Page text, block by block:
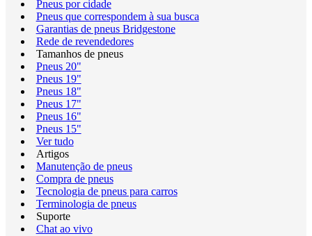
Pneus por cidade
Pneus que correspondem à sua busca
Garantias de pneus Bridgestone
Rede de revendedores
Tamanhos de pneus
Pneus 20"
Pneus 19"
Pneus 18"
Pneus 17"
Pneus 16"
Pneus 15"
Ver tudo
Artigos
Manutenção de pneus
Compra de pneus
Tecnologia de pneus para carros
Terminologia de pneus
Suporte
Chat ao vivo